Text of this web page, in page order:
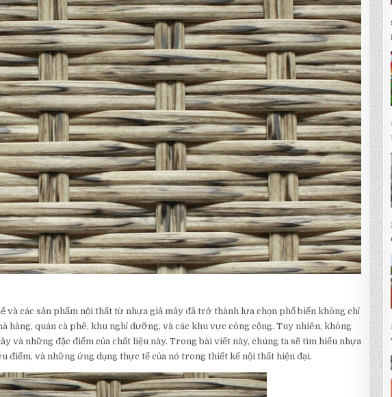
và các sản phẩm nội thất từ nhựa giả mây đã trở thành lựa chọn phổ biến không chỉ
hàng, quán cà phê, khu nghỉ dưỡng, và các khu vực công cộng. Tuy nhiên, không
và những đặc điểm của chất liệu này. Trong bài viết này, chúng ta sẽ tìm hiểu nhựa
điểm, và những ứng dụng thực tế của nó trong thiết kế nội thất hiện đại.